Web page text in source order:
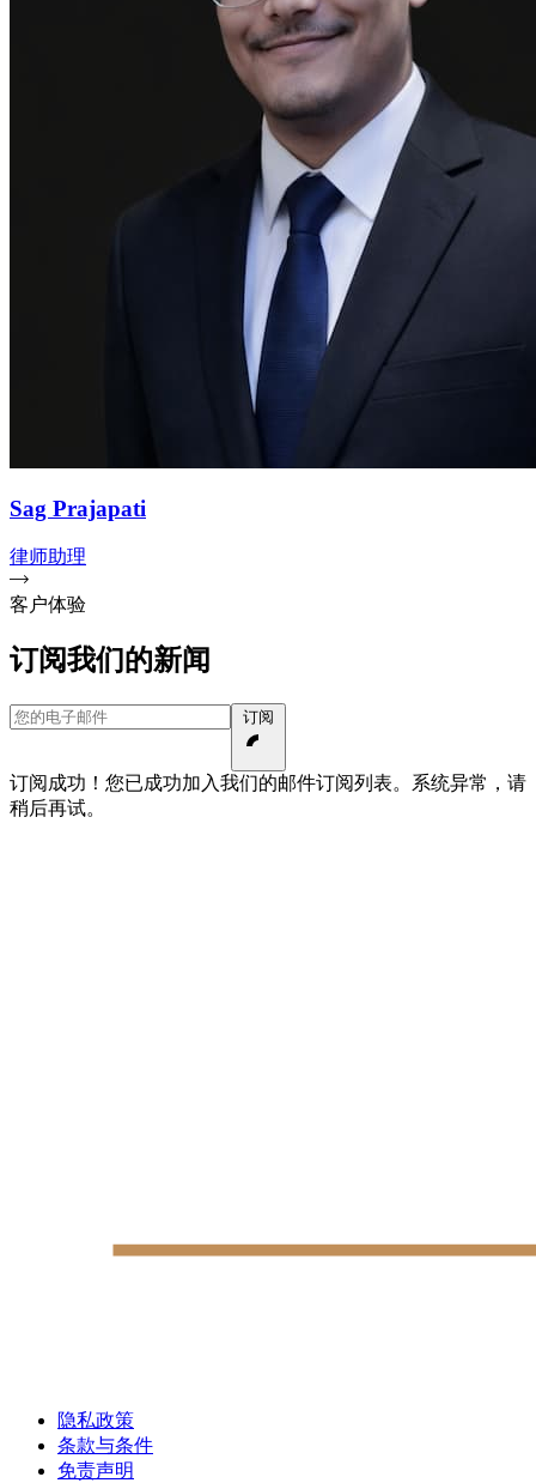
Sag Prajapati
律师助理
客户体验
订阅我们的新闻
您的电子邮件
订阅成功！您已成功加入我们的邮件订阅列表。 系统异常，请
稍后再试。
隐私政策
条款与条件
免责声明